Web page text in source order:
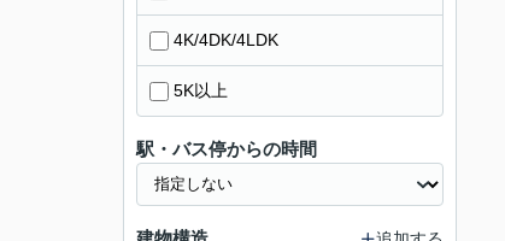
4K/4DK/4LDK
5K以上
駅・バス停からの時間